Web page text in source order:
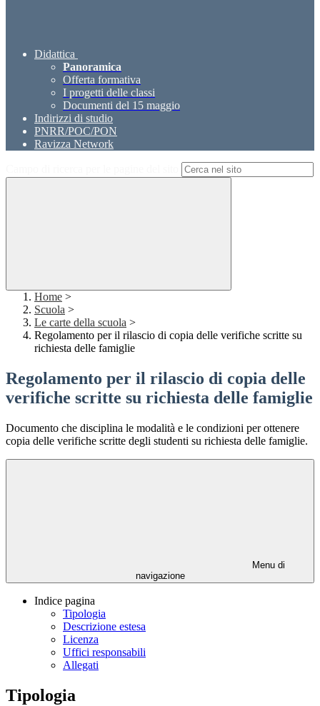
Didattica
Panoramica
Offerta formativa
I progetti delle classi
Documenti del 15 maggio
Indirizzi di studio
PNRR/POC/PON
Ravizza Network
Home >
Scuola >
Le carte della scuola >
Regolamento per il rilascio di copia delle verifiche scritte su
richiesta delle famiglie
Regolamento per il rilascio di copia delle
verifiche scritte su richiesta delle famiglie
Documento che disciplina le modalità e le condizioni per ottenere
copia delle verifiche scritte degli studenti su richiesta delle famiglie.
Menu di
navigazione
Indice pagina
Tipologia
Descrizione estesa
Licenza
Uffici responsabili
Allegati
Tipologia